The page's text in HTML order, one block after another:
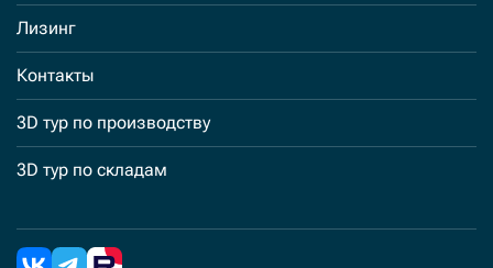
Лизинг
Контакты
3D тур по производству
3D тур по складам